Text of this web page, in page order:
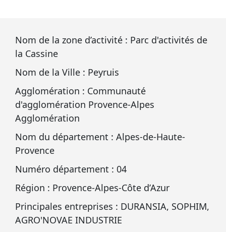
Nom de la zone d’activité : Parc d'activités de
la Cassine
Nom de la Ville : Peyruis
Agglomération : Communauté
d'agglomération Provence-Alpes
Agglomération
Nom du département : Alpes-de-Haute-
Provence
Numéro département : 04
Région : Provence-Alpes-Côte d’Azur
Principales entreprises : DURANSIA, SOPHIM,
AGRO'NOVAE INDUSTRIE